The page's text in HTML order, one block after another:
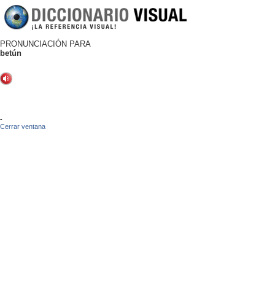
PRONUNCIACIÓN PARA
betún
-
Cerrar ventana